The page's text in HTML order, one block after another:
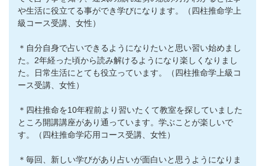
や生活に役立てる事ができ学びになります。（四柱推命学上
級コース受講、女性）
＊自分自身で占いできるようになりたいと思い習い始めまし
た。2年経った頃から読み解けるようになり楽しくなりまし
た。日常生活にとても役立っています。（四柱推命学上級コ
ース受講、女性）
＊四柱推命を10年程前より習いたくて教室を探していました
ところ開講講座があり通っています。学ぶことが楽しいで
す。（四柱推命学応用コース受講、女性）
＊毎回、新しい学びがあり占いが面白いと思うようになりま